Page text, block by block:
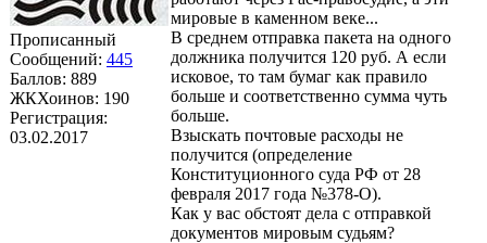
Прописанный
Сообщений: 445
Баллов: 889
ЖКХоинов: 190
Регистрация:
03.02.2017
мировые в каменном веке...
В среднем отправка пакета на одного
должника получится 120 руб. А если
исковое, то там бумаг как правило
больше и соответственно сумма чуть
больше.
Взыскать почтовые расходы не
получится (определение
Конституционного суда РФ от 28
февраля 2017 года №378-О).
Как у вас обстоят дела с отправкой
документов мировым судьям?